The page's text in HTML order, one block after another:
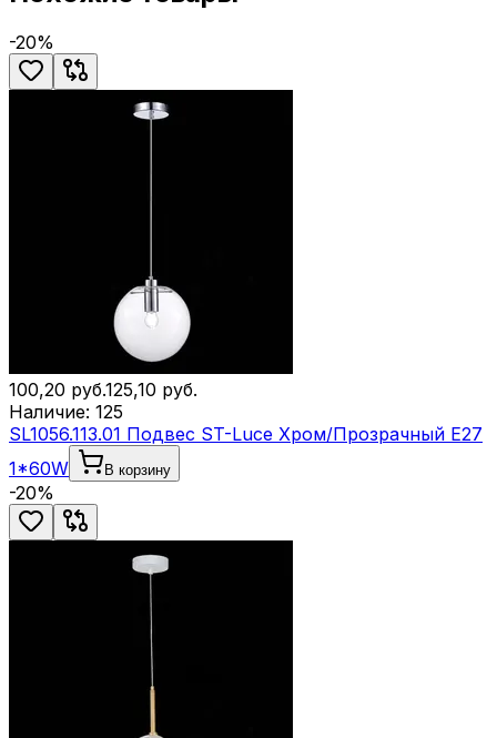
-20%
100,20 руб.125,10 руб.
Наличие: 125
SL1056.113.01 Подвес ST-Luce Хром/Прозрачный E27
1*60W
В корзину
-20%